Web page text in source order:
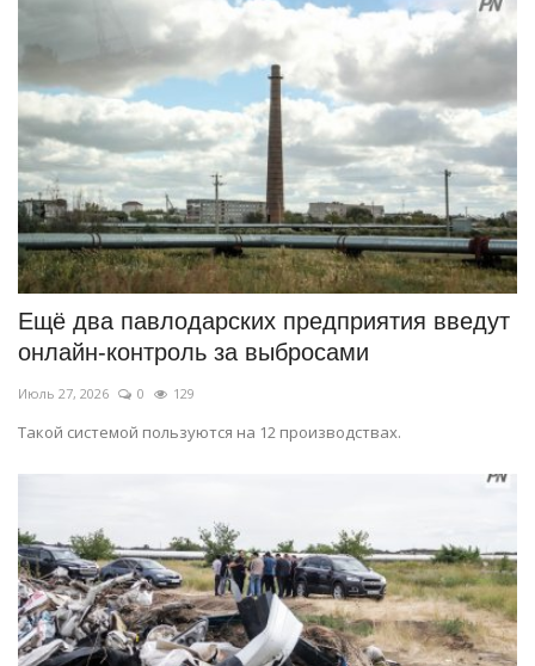
Ещё два павлодарских предприятия введут
онлайн-контроль за выбросами
Июль 27, 2026 0 129
Такой системой пользуются на 12 производствах.